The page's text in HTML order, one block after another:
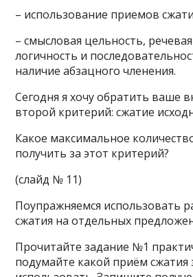
– использование приемов
– смысловая цельность,
логичность и
наличие абзацного членения.
Сегодня я хочу обратить ваше
второй критерий: сжатие
Какое максимальное
получить за этот критерий?
(слайд № 11)
Поупражняемся использовать
сжатия на отдельных
Прочитайте задание №1
подумайте какой приём сжатия